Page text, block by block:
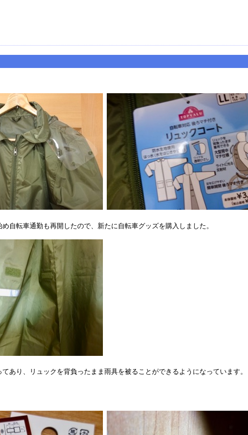
自転車通勤も再開したので、新たに自転車グッズを購入しました。
あり、リュックを背負ったまま雨具を被ることができるようになっています